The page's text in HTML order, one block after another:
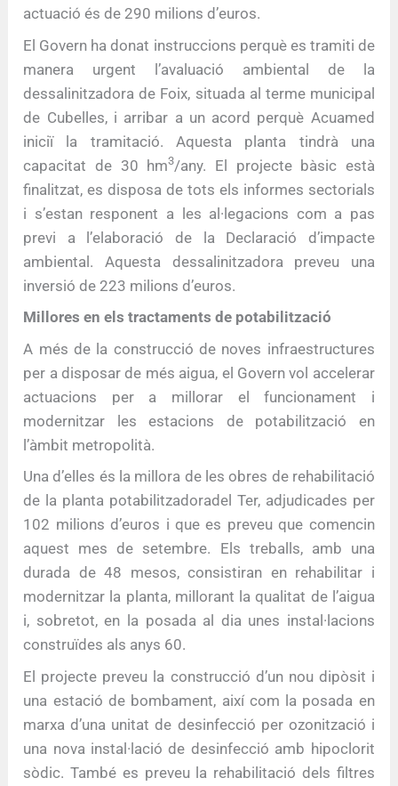
actuació és de 290 milions d’euros.
El Govern ha donat instruccions perquè es tramiti de
manera urgent l’avaluació ambiental de la
dessalinitzadora de Foix, situada al terme municipal
de Cubelles, i arribar a un acord perquè Acuamed
iniciï la tramitació. Aquesta planta tindrà una
capacitat de 30 hm3/any. El projecte bàsic està
finalitzat, es disposa de tots els informes sectorials
i s’estan responent a les al·legacions com a pas
previ a l’elaboració de la Declaració d’impacte
ambiental. Aquesta dessalinitzadora preveu una
inversió de 223 milions d’euros.
Millores en els tractaments de potabilització
A més de la construcció de noves infraestructures
per a disposar de més aigua, el Govern vol accelerar
actuacions per a millorar el funcionament i
modernitzar les estacions de potabilització en
l’àmbit metropolità.
Una d’elles és la millora de les obres de rehabilitació
de la planta potabilitzadoradel Ter, adjudicades per
102 milions d’euros i que es preveu que comencin
aquest mes de setembre. Els treballs, amb una
durada de 48 mesos, consistiran en rehabilitar i
modernitzar la planta, millorant la qualitat de l’aigua
i, sobretot, en la posada al dia unes instal·lacions
construïdes als anys 60.
El projecte preveu la construcció d’un nou dipòsit i
una estació de bombament, així com la posada en
marxa d’una unitat de desinfecció per ozonització i
una nova instal·lació de desinfecció amb hipoclorit
sòdic. També es preveu la rehabilitació dels filtres